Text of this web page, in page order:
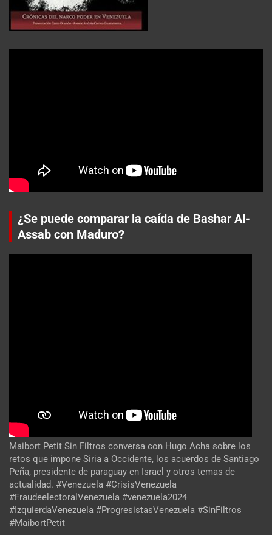
¿Se puede comparar la caída de Bashar Al-
Assab con Maduro?
Maibort Petit Sin Filtros conversa con Hugo Acha sobre los
retos que impone Siria a Occidente, los acuerdos de Santiago
Peña, presidente de paraguay en Israel y otros temas de
actualidad. #Venezuela #CrisisVenezuela
#FraudeelectoralVenezuela #venezuela2024
#IzquierdaVenezuela #ProgresistasVenezuela #SinFiltros
#MaibortPetit